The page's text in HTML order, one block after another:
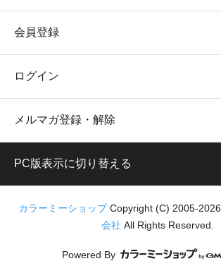
会員登録
ログイン
メルマガ登録・解除
PC版表示に切り替える
カラーミーショップCopyright (C) 2005-2026
会社 All Rights Reserved.
Powered By